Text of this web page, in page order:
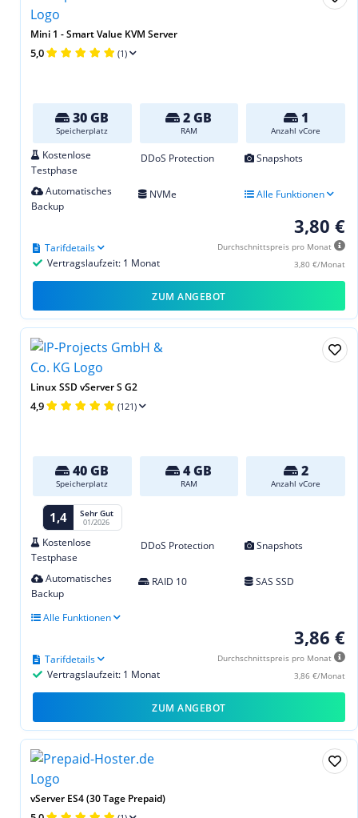
Mini 1 - Smart Value KVM Server
5,0 (1)
30 GB
Speicherplatz
2 GB
RAM
1
Anzahl vCore
Kostenlose
Testphase
DDoS Protection Snapshots
Automatisches
Backup
NVMe Alle Funktionen
3,80 €
Durchschnittspreis pro Monat
3,80 €/Monat
Vertragslaufzeit: 1 Monat
Tarifdetails
ZUM ANGEBOT
Linux SSD vServer S G2
4,9 (121)
40 GB
Speicherplatz
4 GB
RAM
2
Anzahl vCore
1,4 Sehr Gut
01/2026
Kostenlose
Testphase
DDoS Protection Snapshots
Automatisches
Backup
RAID 10 SAS SSD
Alle Funktionen
3,86 €
Durchschnittspreis pro Monat
3,86 €/Monat
Vertragslaufzeit: 1 Monat
Tarifdetails
ZUM ANGEBOT
vServer ES4 (30 Tage Prepaid)